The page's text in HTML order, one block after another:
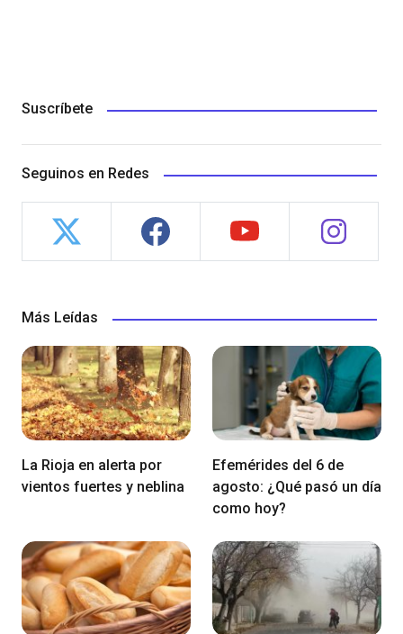
Suscríbete
Seguinos en Redes
Más Leídas
La Rioja en alerta por
vientos fuertes y neblina
Efemérides del 6 de
agosto: ¿Qué pasó un día
como hoy?